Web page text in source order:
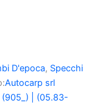
D'epoca, Specchi
Autocarp srl
| (05.83-